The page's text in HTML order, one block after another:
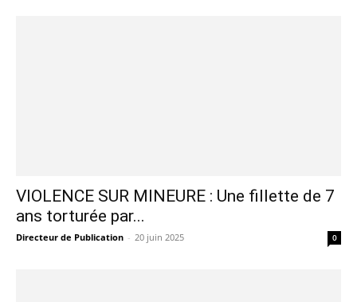
VIOLENCE SUR MINEURE : Une fillette de 7
ans torturée par...
Directeur de Publication - 20 juin 2025 0